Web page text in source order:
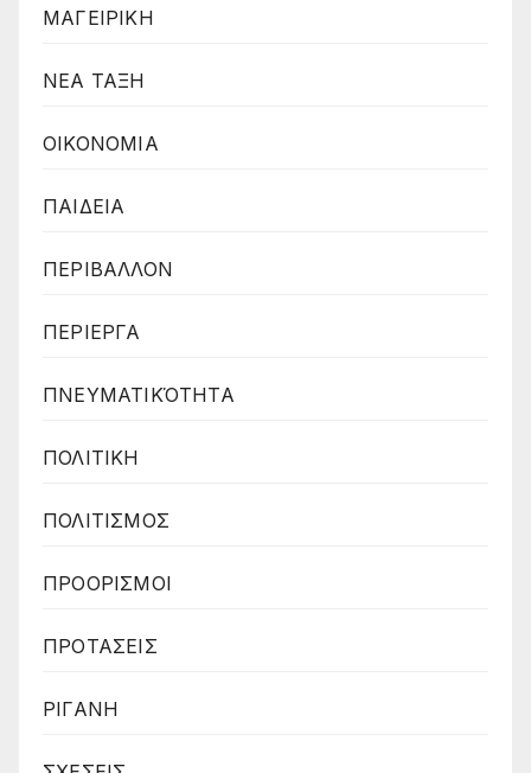
ΜΑΓΕΙΡΙΚΗ
ΝΕΑ ΤΑΞΗ
ΟΙΚΟΝΟΜΙΑ
ΠΑΙΔΕΙΑ
ΠΕΡΙΒΑΛΛΟΝ
ΠΕΡΙΕΡΓΑ
ΠΝΕΥΜΑΤΙΚΌΤΗΤΑ
ΠΟΛΙΤΙΚΗ
ΠΟΛΙΤΙΣΜΟΣ
ΠΡΟΟΡΙΣΜΟΙ
ΠΡΟΤΑΣΕΙΣ
ΡΙΓΑΝΗ